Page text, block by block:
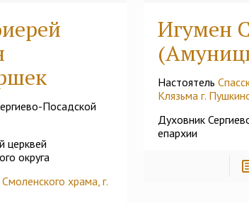
Посадской
церквей
округа
Смоленского храма, г.
Игумен
Настоятель
Клязьма г.
Духовник
епархии